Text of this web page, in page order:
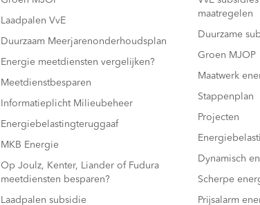
Laadpalen VvE
Duurzaam Meerjarenonderhoudsplan
Energie meetdiensten vergelijken?
Meetdienstbesparen
Informatieplicht Milieubeheer
Energiebelastingteruggaaf
MKB Energie
Op Joulz, Kenter, Liander of Fudura
meetdiensten besparen?
Laadpalen subsidie
maatregelen
Duurzame
Groen MJOP
Maatwerk
Stappenplan
Projecten
Dynamisch
Scherpe
Prijsalarm